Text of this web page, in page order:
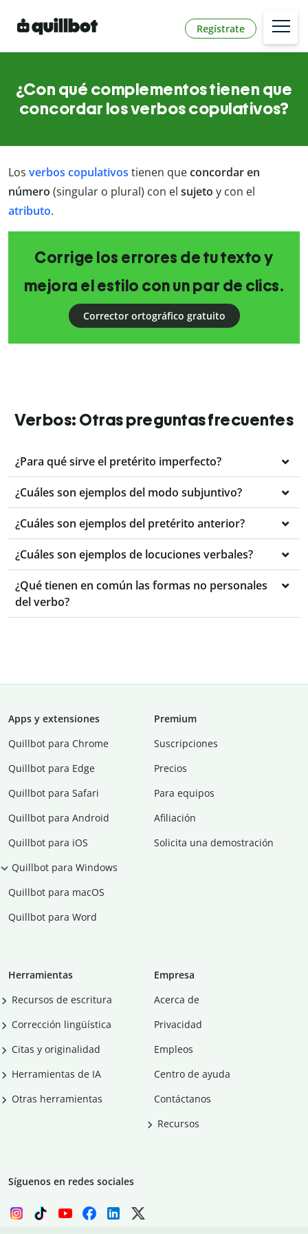
Regístrate
¿Con qué complementos tienen que
concordar los verbos copulativos?
Los verbos copulativos tienen queconcordaren
número (singular o plural) con el sujeto y con el
atributo.
Corrige los errores de tu texto y
mejora el estilo con un par de clics.
Corrector ortográfico gratuito
Verbos: Otras preguntas frecuentes
¿Para qué sirve el pretérito imperfecto?
¿Cuáles son ejemplos del modo subjuntivo?
¿Cuáles son ejemplos del pretérito anterior?
¿Cuáles son ejemplos de locuciones verbales?
¿Qué tienen en común las formas no personales
del verbo?
Apps y extensiones
Quillbot para Chrome
Quillbot para Edge
Quillbot para Safari
Quillbot para Android
Quillbot para iOS
Quillbot para Windows
Quillbot para macOS
Quillbot para Word
Premium
Suscripciones
Precios
Para equipos
Afiliación
Solicita una demostración
Herramientas
Recursos de escritura
Corrección lingüística
Citas y originalidad
Herramientas de IA
Otras herramientas
Empresa
Acerca de
Privacidad
Empleos
Centro de ayuda
Contáctanos
Recursos
Síguenos en redes sociales